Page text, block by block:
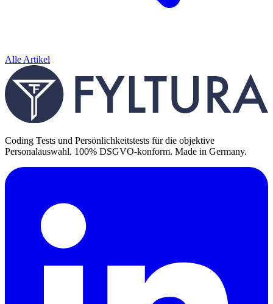
Alle Artikel
Coding Tests und Persönlichkeitstests für die objektive
Personalauswahl. 100% DSGVO-konform. Made in Germany.